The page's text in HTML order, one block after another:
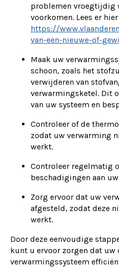
problemen vroegtijdig
voorkomen. Lees er
https://
van-een-nieuwe-of-
Maak uw
schoon, zoals het
verwijderen van
verwarmingsketel. Dit
van uw systeem en
Controleer of de
zodat uw verwarming
werkt.
Controleer regelmatig
beschadigingen aan
Zorg ervoor dat uw
afgesteld, zodat deze
werkt.
Door deze eenvoudige
kunt u ervoor zorgen dat uw
verwarmingssysteem